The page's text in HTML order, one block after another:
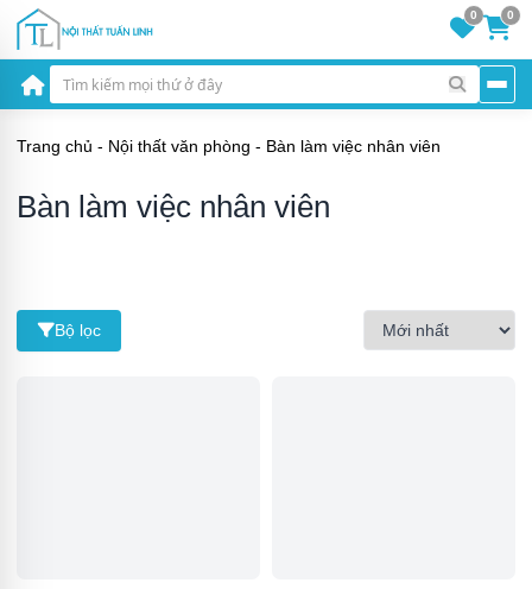
0 0
Trang chủ - Nội thất văn phòng - Bàn làm việc nhân viên
Bàn làm việc nhân viên
Bộ lọc